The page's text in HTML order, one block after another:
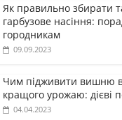
Як правильно збирати
гарбузове насіння:
городникам
09.09.2023
Чим підживити вишню
кращого урожаю: дієві
04.04.2023